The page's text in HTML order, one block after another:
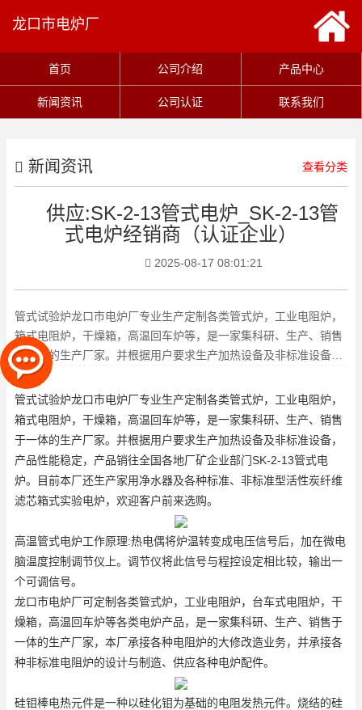
龙口市电炉厂
首页 公司介绍 产品中心
新闻资讯 公司认证 联系我们
新闻资讯 查看分类
供应:SK-2-13管式电炉_SK-2-13管
式电炉经销商（认证企业）
2025-08-17 08:01:21
管式试验炉龙口市电炉厂专业生产定制各类管式炉，工业电阻炉，
箱式电阻炉，干燥箱，高温回车炉等，是一家集科研、生产、销售
于一体的生产厂家。并根据用户要求生产加热设备及非标准设备，
产品性能稳定，产品销往全国
管式试验炉龙口市电炉厂专业生产定制各类管式炉，工业电阻炉，
箱式电阻炉，干燥箱，高温回车炉等，是一家集科研、生产、销售
于一体的生产厂家。并根据用户要求生产加热设备及非标准设备，
产品性能稳定，产品销往全国各地厂矿企业部门SK-2-13管式电
炉。目前本厂还生产家用净水器及各种标准、非标准型活性炭纤维
滤芯箱式实验电炉，欢迎客户前来选购。
高温管式电炉工作原理:热电偶将炉温转变成电压信号后，加在微电
脑温度控制调节仪上。调节仪将此信号与程控设定相比较，输出一
个可调信号。
龙口市电炉厂可定制各类管式炉，工业电阻炉，台车式电阻炉，干
燥箱，高温回车炉等各类电炉产品，是一家集科研、生产、销售于
一体的生产厂家，本厂承接各种电阻炉的大修改造业务，并承接各
种非标准电阻炉的设计与制造、供应各种电炉配件。
硅钼棒电热元件是一种以硅化钼为基础的电阻发热元件。烧结的硅